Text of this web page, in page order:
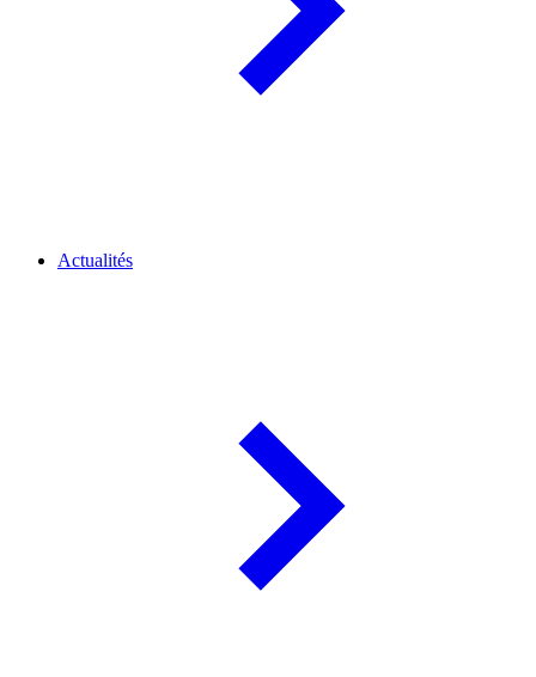
Actualités